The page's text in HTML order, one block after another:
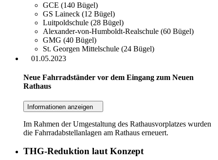
GCE (140 Bügel)
GS Laineck (12 Bügel)
Luitpoldschule (28 Bügel)
Alexander-von-Humboldt-Realschule (60 Bügel)
GMG (40 Bügel)
St. Georgen Mittelschule (24 Bügel)
01.05.2023
Neue Fahrradständer vor dem Eingang zum Neuen
Rathaus
Informationen anzeigen
Im Rahmen der Umgestaltung des Rathausvorplatzes wurden
die Fahrradabstellanlagen am Rathaus erneuert.
THG-Reduktion laut Konzept